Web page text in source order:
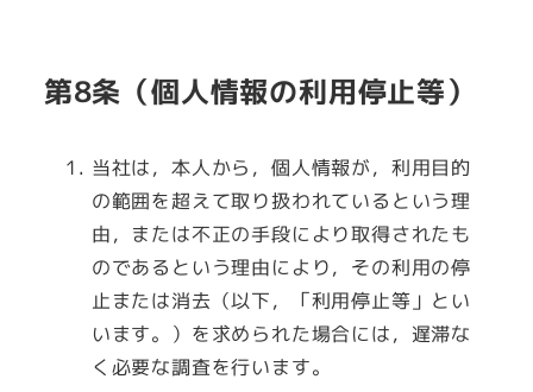
第8条（個人情報の利用停止等）
当社は，本人から，個人情報が，利用目的
の範囲を超えて取り扱われているという理
由，または不正の手段により取得されたも
のであるという理由により，その利用の停
止または消去（以下，「利用停止等」とい
います。）を求められた場合には，遅滞な
く必要な調査を行います。